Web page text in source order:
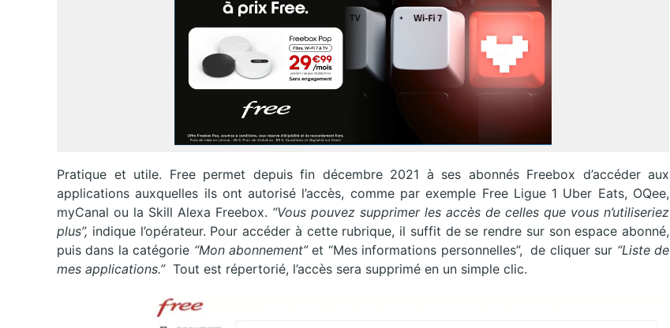
Pratique et utile. Free permet depuis fin décembre 2021 à ses abonnés Freebox d’accéder aux
applications auxquelles ils ont autorisé l’accès, comme par exemple Free Ligue 1 Uber Eats, OQee,
myCanal ou la Skill Alexa Freebox. “Vous pouvez supprimer les accès de celles que vous n’utiliseriez
plus”, indique l’opérateur. Pour accéder à cette rubrique, il suffit de se rendre sur son espace abonné,
puis dans la catégorie “Mon abonnement”et “Mes informations personnelles”, de cliquer sur “Liste de
mes applications.” Tout est répertorié, l’accès sera supprimé en un simple clic.